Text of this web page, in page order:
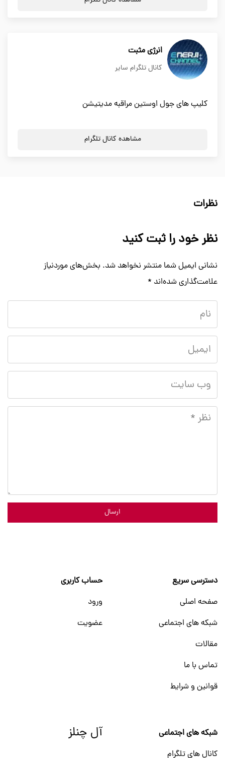
انرژی مثبت
کانال تلگرام سایر
کلیپ های جول اوستین مراقبه مدیتیشن
مشاهده کانال تلگرام
نظرات
نظر خود را ثبت کنید
نشانی ایمیل شما منتشر نخواهد شد. بخش‌های موردنیاز
علامت‌گذاری شده‌اند *
ارسال
دسترسی سریع
صفحه اصلی
شبکه های اجتماعی
مقالات
تماس با ما
قوانین و شرایط
حساب کاربری
ورود
عضویت
شبکه های اجتماعی
کانال های تلگرام
آل چنلز